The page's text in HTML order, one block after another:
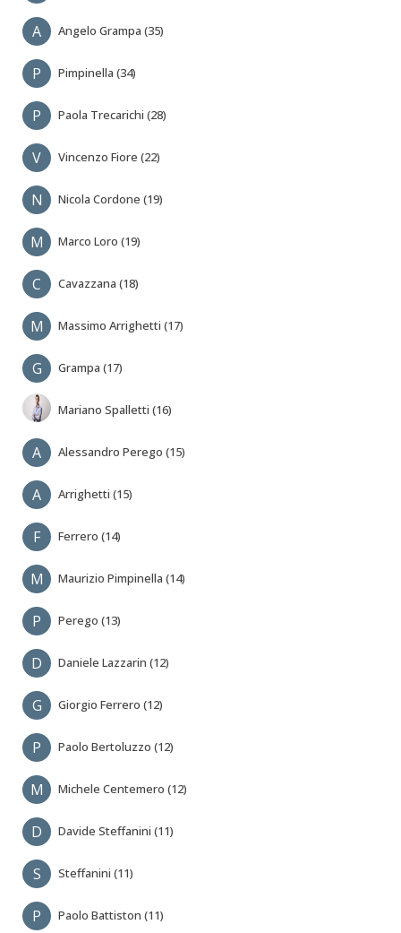
A Angelo Grampa (35)
P Pimpinella (34)
P Paola Trecarichi (28)
V Vincenzo Fiore (22)
N Nicola Cordone (19)
M Marco Loro (19)
C Cavazzana (18)
M Massimo Arrighetti (17)
G Grampa (17)
Mariano Spalletti (16)
A Alessandro Perego (15)
A Arrighetti (15)
F Ferrero (14)
M Maurizio Pimpinella (14)
P Perego (13)
D Daniele Lazzarin (12)
G Giorgio Ferrero (12)
P Paolo Bertoluzzo (12)
M Michele Centemero (12)
D Davide Steffanini (11)
S Steffanini (11)
P Paolo Battiston (11)